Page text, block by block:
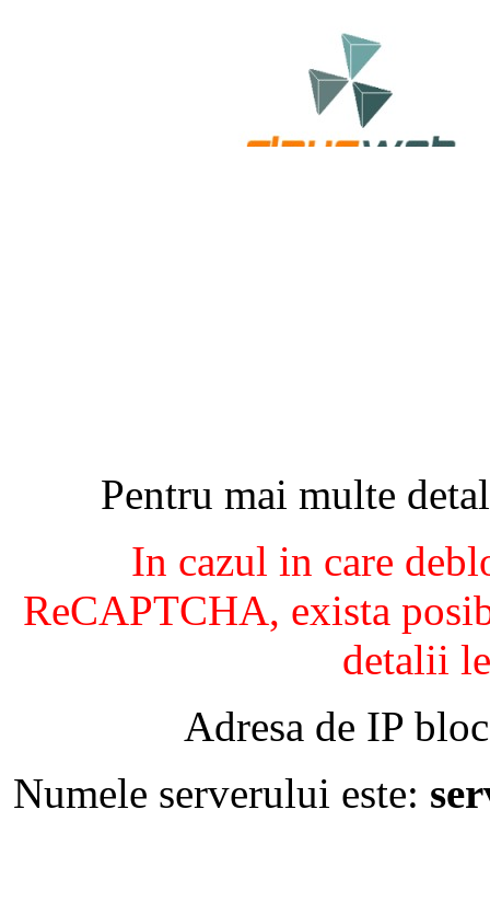
Pentru mai multe
In cazul in care
ReCAPTCHA, exista
detalii
Adresa de IP
Numele serverului este: